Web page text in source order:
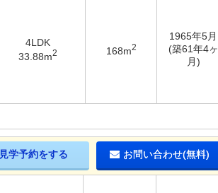
4LDK
33.88m2 168m2
1965年5月
(築61年4ヶ
月)
見学予約をする お問い合わせ(無料)